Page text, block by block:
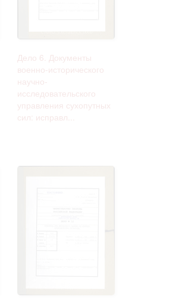
Дело 6. Документы
военно-исторического
научно-
исследовательского
управления сухопутных
сил: исправл...